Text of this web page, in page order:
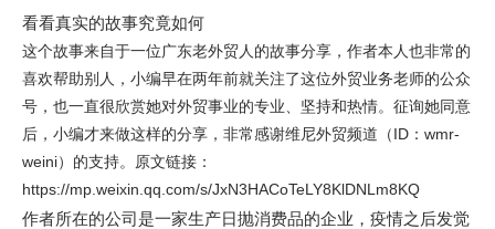
看看真实的故事究竟如何
这个故事来自于一位广东老外贸人的故事分享，作者本人也非常的
喜欢帮助别人，小编早在两年前就关注了这位外贸业务老师的公众
号，也一直很欣赏她对外贸事业的专业、坚持和热情。征询她同意
后，小编才来做这样的分享，非常感谢维尼外贸频道（ID：wmr-
weini）的支持。原文链接：
https://mp.weixin.qq.com/s/JxN3HACoTeLY8KlDNLm8KQ
作者所在的公司是一家生产日抛消费品的企业，疫情之后发觉